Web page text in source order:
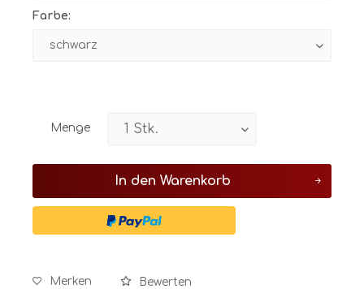
Farbe:
Menge
In den Warenkorb
Merken Bewerten